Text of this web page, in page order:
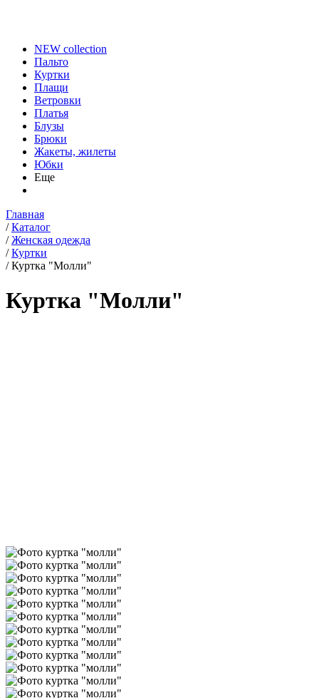
NEW collection
Пальто
Куртки
Плащи
Ветровки
Платья
Блузы
Брюки
Жакеты, жилеты
Юбки
Еще
Главная
/ Каталог
/ Женская одежда
/ Куртки
/ Куртка "Молли"
Куртка "Молли"